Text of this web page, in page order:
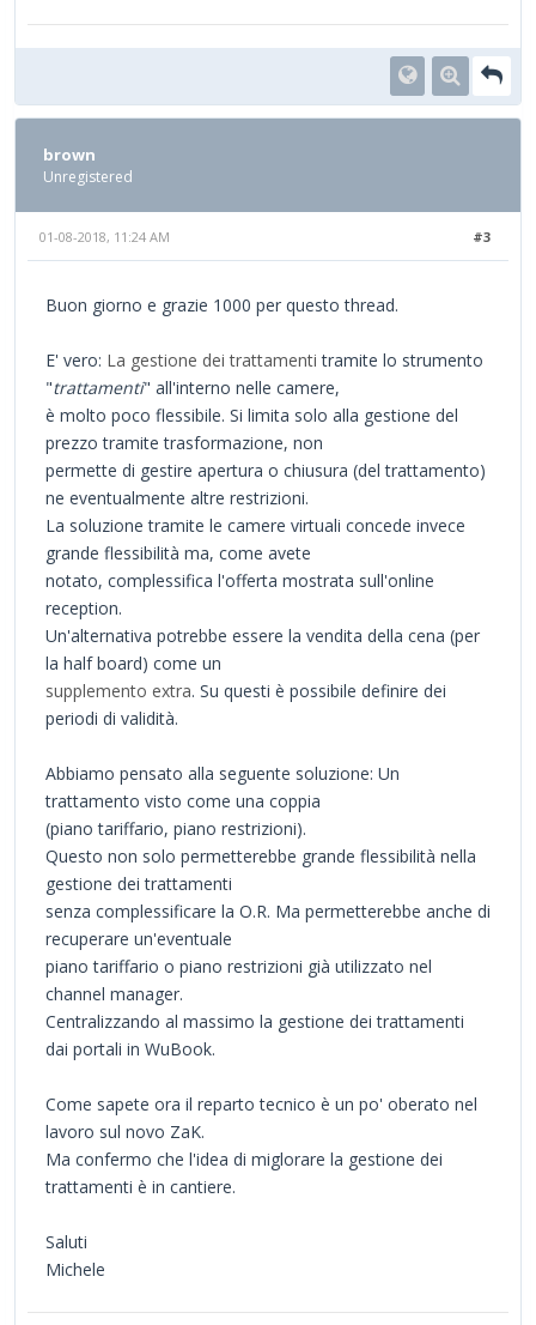
brown
Unregistered
#3
01-08-2018, 11:24 AM
Buon giorno e grazie 1000 per questo thread.
E' vero: La gestione dei trattamenti tramite lo strumento
"trattamenti" all'interno nelle camere,
è molto poco flessibile. Si limita solo alla gestione del
prezzo tramite trasformazione, non
permette di gestire apertura o chiusura (del trattamento)
ne eventualmente altre restrizioni.
La soluzione tramite le camere virtuali concede invece
grande flessibilità ma, come avete
notato, complessifica l'offerta mostrata sull'online
reception.
Un'alternativa potrebbe essere la vendita della cena (per
la half board) come un
supplemento extra. Su questi è possibile definire dei
periodi di validità.
Abbiamo pensato alla seguente soluzione: Un
trattamento visto come una coppia
(piano tariffario, piano restrizioni).
Questo non solo permetterebbe grande flessibilità nella
gestione dei trattamenti
senza complessificare la O.R. Ma permetterebbe anche di
recuperare un'eventuale
piano tariffario o piano restrizioni già utilizzato nel
channel manager.
Centralizzando al massimo la gestione dei trattamenti
dai portali in WuBook.
Come sapete ora il reparto tecnico è un po' oberato nel
lavoro sul novo ZaK.
Ma confermo che l'idea di miglorare la gestione dei
trattamenti è in cantiere.
Saluti
Michele